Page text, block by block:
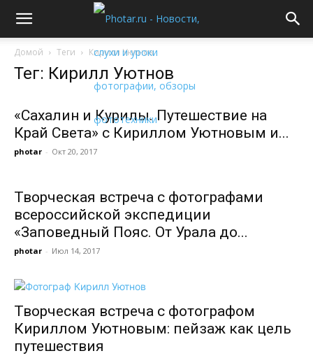
Домой Теги Кирилл Уютнов
Тег: Кирилл Уютнов
«Сахалин и Курилы. Путешествие на
Край Света» с Кириллом Уютновым и...
photar - Окт 20, 2017
Творческая встреча с фотографами
всероссийской экспедиции
«Заповедный Пояс. От Урала до...
photar - Июл 14, 2017
Творческая встреча с фотографом
Кириллом Уютновым: пейзаж как цель
путешествия